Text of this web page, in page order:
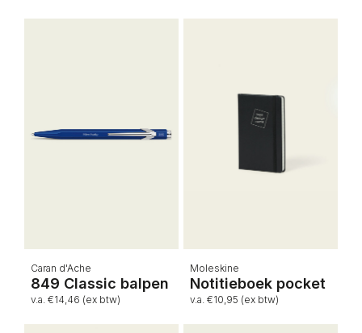
Caran d'Ache
849 Classic balpen
v.a. €14,46 (ex btw)
Moleskine
Notitieboek pocket
v.a. €10,95 (ex btw)